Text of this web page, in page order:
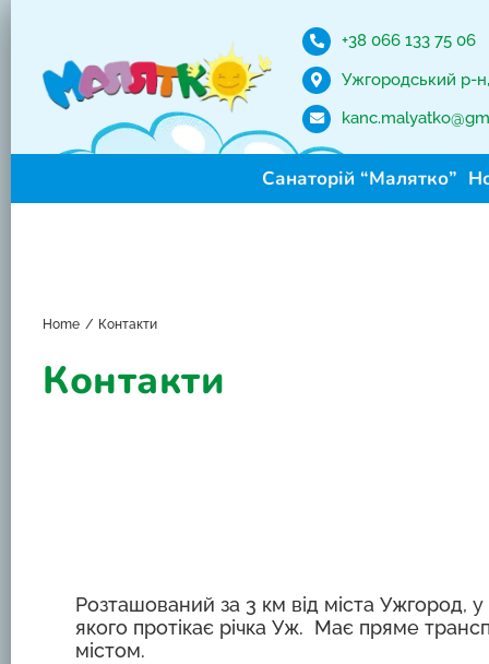
content
+38 066 133 75 06
Ужгородський р-н,
Санаторій “Малятко”
Home Контакти
Контакти
Розташований за 3 км від міста Ужгород, у
якого протікає річка Уж. Має пряме
містом.